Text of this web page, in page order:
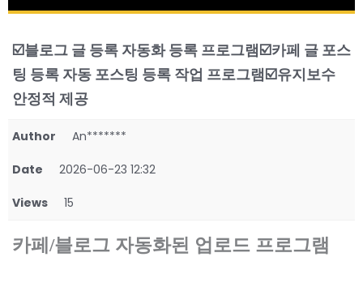
☑️블로그 글 등록 자동화 등록 프로그램☑️카페 글 포스
팅 등록 자동 포스팅 등록 작업 프로그램☑️유지보수
안정적 제공
Author An*******
Date 2026-06-23 12:32
Views 15
카페/블로그 자동화된 업로드 프로그램